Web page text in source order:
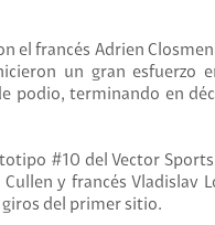
el francés Adrien
un gran esfuerzo
podio, terminando en
#10 del Vector
y francés Vladislav
giros del primer sitio.